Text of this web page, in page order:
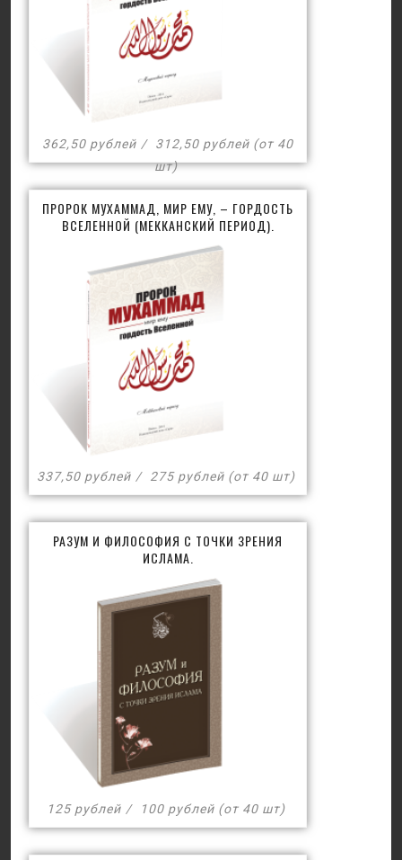
362,50 рублей
312,50 рублей (от 40
шт)
ПРОРОК МУХАММАД, МИР ЕМУ, – ГОРДОСТЬ
ВСЕЛЕННОЙ (МЕККАНСКИЙ ПЕРИОД).
337,50 рублей 275 рублей (от 40 шт)
РАЗУМ И ФИЛОСОФИЯ С ТОЧКИ ЗРЕНИЯ
ИСЛАМА.
125 рублей 100 рублей (от 40 шт)